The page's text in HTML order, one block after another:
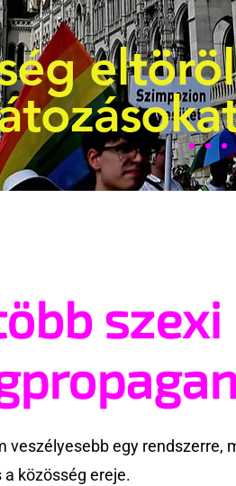
szexi
veszélyesebb egy rendszerre,
közösség ereje.